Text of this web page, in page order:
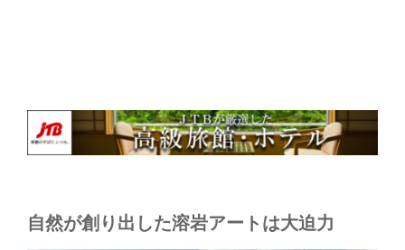
自然が創り出した溶岩アートは大迫力